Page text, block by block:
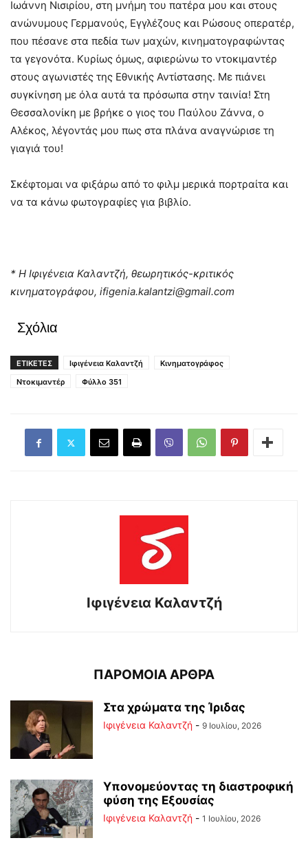
Ιωάννη Νισιρίου, στη μνήμη του πατέρα μου και στους
ανώνυμους Γερμανούς, Εγγλέζους και Ρώσους οπερατέρ,
που πέσανε στα πεδία των μαχών, κινηματογραφώντας
τα γεγονότα. Κυρίως όμως, αφιερώνω το ντοκιμαντέρ
στους αγωνιστές της Εθνικής Αντίστασης. Με πιάνει
συγκίνηση με όλα αυτά τα πρόσωπα στην ταινία! Στη
Θεσσαλονίκη με βρήκε ο γιος του Παύλου Ζάννα, ο
Αλέκος, λέγοντάς μου πως στα πλάνα αναγνώρισε τη
γιαγιά του!
Σκέφτομαι να φιξάρω από το φιλμ μερικά πορτραίτα και
να τα κάνω φωτογραφίες για βιβλίο.
* H Ιφιγένεια Καλαντζή, θεωρητικός-κριτικός
κινηματογράφου, ifigenia.kalantzi@gmail.com
Σχόλια
ΕΤΙΚΕΤΕΣ Ιφιγένεια Καλαντζή
Κινηματογράφος
Ντοκιμαντέρ
Φύλλο 351
Ιφιγένεια Καλαντζή
ΠΑΡΟΜΟΙΑ ΑΡΘΡΑ
Στα χρώματα της Ίριδας
Ιφιγένεια Καλαντζή - 9 Ιουλίου, 2026
Υπονομεύοντας τη διαστροφική
φύση της Εξουσίας
Ιφιγένεια Καλαντζή - 1 Ιουλίου, 2026